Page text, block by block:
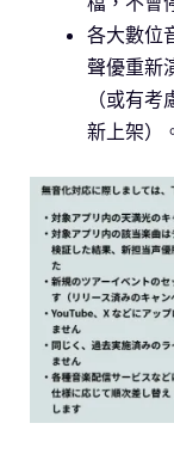
各大數位
聲優重新
（或有
新上架）